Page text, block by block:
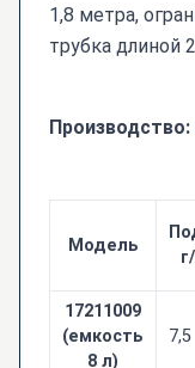
1,8 метра,
трубка длиной
Модель
17211009
(емкость
8 л)
7,5